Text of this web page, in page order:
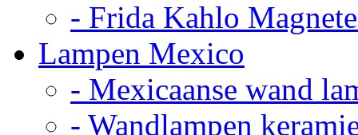
- Frida Kahlo
Lampen Mexico
- Mexicaanse wand
- Wandlampen